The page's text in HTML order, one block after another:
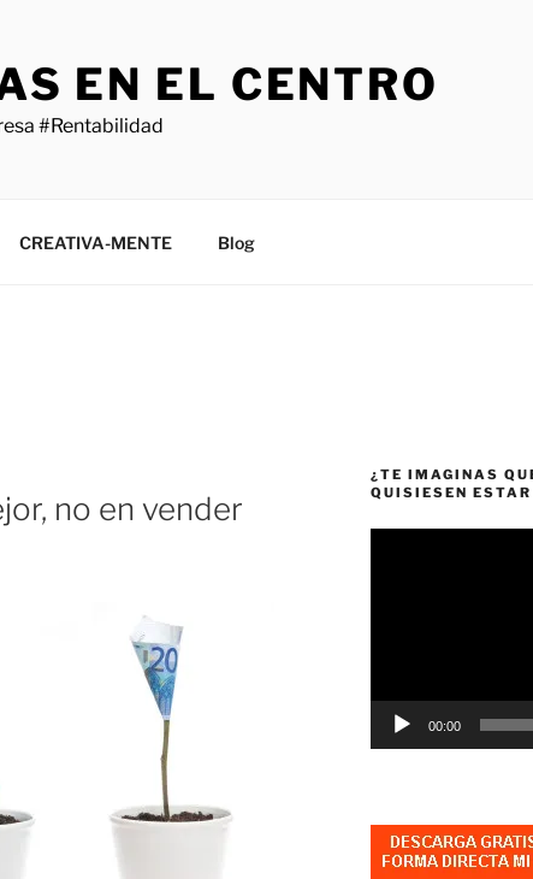
EN EL CENTRO
#Rentabilidad
CREATIVA-MENTE Blog
no en vender
¿TE IMAGINAS
QUISIESEN
00:00